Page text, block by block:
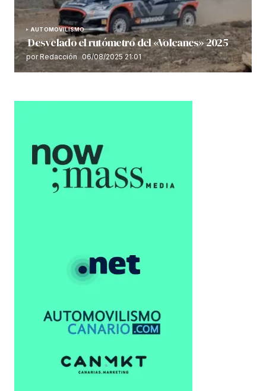
AUTOMOVILISMO
Desvelado el rutómetro del «Volcanes» 2025
por Redacción 06/08/2025 21:01